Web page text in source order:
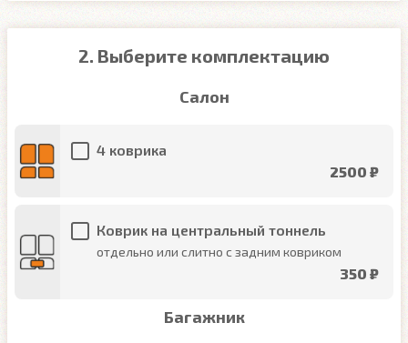
2. Выберите комплектацию
Салон
4 коврика
2500 ₽
Коврик на центральный тоннель
отдельно или слитно с задним ковриком
350 ₽
Багажник